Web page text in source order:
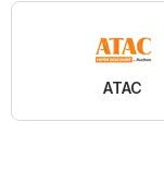
ATAC